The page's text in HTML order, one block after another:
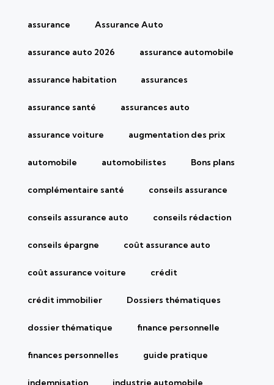
assurance Assurance Auto
assurance auto 2026 assurance automobile
assurance habitation assurances
assurance santé assurances auto
assurance voiture augmentation des prix
automobile automobilistes Bons plans
complémentaire santé conseils assurance
conseils assurance auto conseils rédaction
conseils épargne coût assurance auto
coût assurance voiture crédit
crédit immobilier Dossiers thématiques
dossier thématique finance personnelle
finances personnelles guide pratique
indemnisation industrie automobile